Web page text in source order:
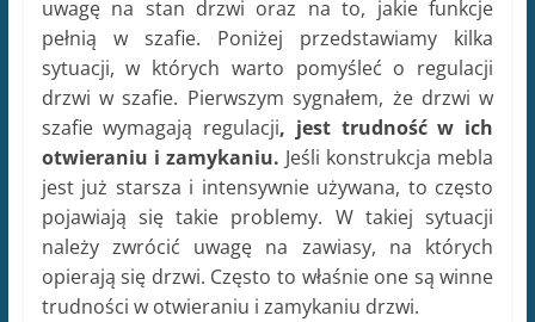
uwagę na stan drzwi oraz na to, jakie funkcje
pełnią w szafie. Poniżej przedstawiamy kilka
sytuacji, w których warto pomyśleć o regulacji
drzwi w szafie. Pierwszym sygnałem, że drzwi w
szafie wymagają regulacji, jest trudność w ich
otwieraniu i zamykaniu. Jeśli konstrukcja mebla
jest już starsza i intensywnie używana, to często
pojawiają się takie problemy. W takiej sytuacji
należy zwrócić uwagę na zawiasy, na których
opierają się drzwi. Często to właśnie one są winne
trudności w otwieraniu i zamykaniu drzwi.